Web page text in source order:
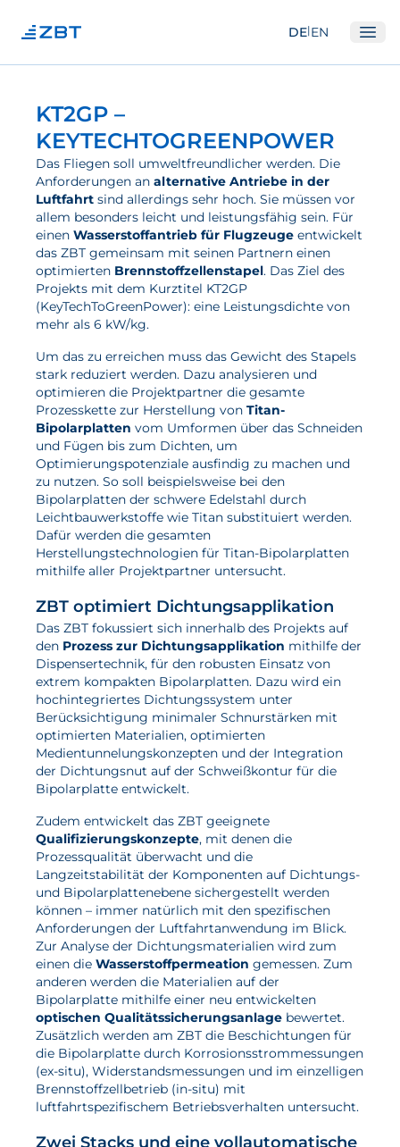
DE|EN
Über Uns
Abteilungen
Ausstattung
Gute Wissenschaftliche Praxis
Open Science und IP
Gremien
Unser Netzwerk
Forschung
Brennstoffzellen
Wasserstoff
Elektrolyse
Leistungen
Entwicklung
Herstellungsverfahren
Mess- und Prüfverfahren
Beratung und Studien
Modellierung & Simulation
Karriere
Offene Stellen
Weiterentwicklung
Vorteile für Mitarbeiter:innen
Aktuelles
Neuigkeiten
Projekte
Veranstaltungen
Publikationen
Awards und Auszeichnungen
Für die Presse
KT2GP –
KEYTECHTOGREENPOWER
Das Fliegen soll umweltfreundlicher werden. Die
Anforderungen an alternative Antriebe in der
Luftfahrt sind allerdings sehr hoch. Sie müssen vor
allem besonders leicht und leistungsfähig sein. Für
einen Wasserstoffantrieb für Flugzeuge entwickelt
das ZBT gemeinsam mit seinen Partnern einen
optimierten Brennstoffzellenstapel. Das Ziel des
Projekts mit dem Kurztitel KT2GP
(KeyTechToGreenPower): eine Leistungsdichte von
mehr als 6 kW/kg.
Um das zu erreichen muss das Gewicht des Stapels
stark reduziert werden. Dazu analysieren und
optimieren die Projektpartner die gesamte
Prozesskette zur Herstellung von Titan-
Bipolarplatten vom Umformen über das Schneiden
und Fügen bis zum Dichten, um
Optimierungspotenziale ausfindig zu machen und
zu nutzen. So soll beispielsweise bei den
Bipolarplatten der schwere Edelstahl durch
Leichtbauwerkstoffe wie Titan substituiert werden.
Dafür werden die gesamten
Herstellungstechnologien für Titan-Bipolarplatten
mithilfe aller Projektpartner untersucht.
ZBT optimiert Dichtungsapplikation
Das ZBT fokussiert sich innerhalb des Projekts auf
den Prozess zur Dichtungsapplikation mithilfe der
Dispensertechnik, für den robusten Einsatz von
extrem kompakten Bipolarplatten. Dazu wird ein
hochintegriertes Dichtungssystem unter
Berücksichtigung minimaler Schnurstärken mit
optimierten Materialien, optimierten
Medientunnelungskonzepten und der Integration
der Dichtungsnut auf der Schweißkontur für die
Bipolarplatte entwickelt.
Zudem entwickelt das ZBT geeignete
Qualifizierungskonzepte, mit denen die
Prozessqualität überwacht und die
Langzeitstabilität der Komponenten auf Dichtungs-
und Bipolarplattenebene sichergestellt werden
können – immer natürlich mit den spezifischen
Anforderungen der Luftfahrtanwendung im Blick.
Zur Analyse der Dichtungsmaterialien wird zum
einen die Wasserstoffpermeation gemessen. Zum
anderen werden die Materialien auf der
Bipolarplatte mithilfe einer neu entwickelten
optischen Qualitätssicherungsanlage bewertet.
Zusätzlich werden am ZBT die Beschichtungen für
die Bipolarplatte durch Korrosionsstrommessungen
(ex-situ), Widerstandsmessungen und im einzelligen
Brennstoffzellbetrieb (in-situ) mit
luftfahrtspezifischem Betriebsverhalten untersucht.
Zwei Stacks und eine vollautomatische